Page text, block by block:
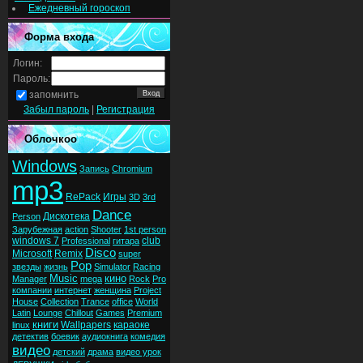
Ежедневный гороскоп
Форма входа
Логин:
Пароль:
запомнить
Забыл пароль
Регистрация
Облочкоо
Windows Запись Chromium
mp3 RePack Игры 3D 3rd
Person Дискотека Dance
Зарубежная action Shooter 1st person
windows 7 Professional гитара club
Microsoft Remix Disco super
звезды жизнь Pop Simulator Racing
Manager Music mega кино Rock Pro
компании интернет женщина Project
House Collection Trance office World
Latin Lounge Chillout Games Premium
linux книги Wallpapers караоке
детектив боевик аудиокнига комедия
видео детский драма видео урок